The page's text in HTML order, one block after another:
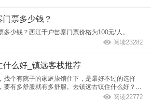
票多少钱？
多少钱？西江千户苗寨门票价格为100元/人。
阅读23282
什么好_镇远客栈推荐
找个有院子的家庭旅馆住下，是最好不过的选择
要有多舒服就有多舒服。去镇远古镇住什么好？请
阅读22772